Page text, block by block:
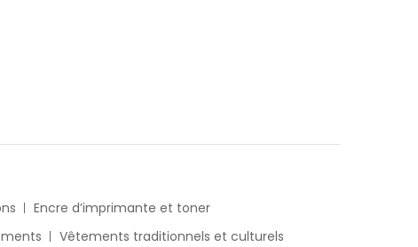
Encre d’imprimante et toner
Vêtements traditionnels et culturels